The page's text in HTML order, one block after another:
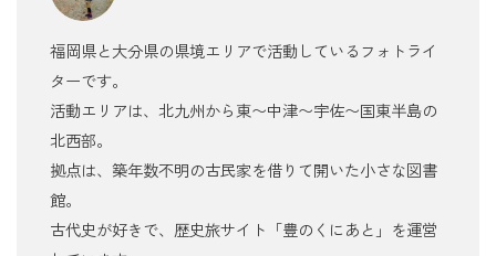
福岡県と大分県の県境エリアで活動しているフォトライ
ターです。
活動エリアは、北九州から東〜中津〜宇佐〜国東半島の
北西部。
拠点は、築年数不明の古民家を借りて開いた小さな図書
館。
古代史が好きで、歴史旅サイト「豊のくにあと」を運営